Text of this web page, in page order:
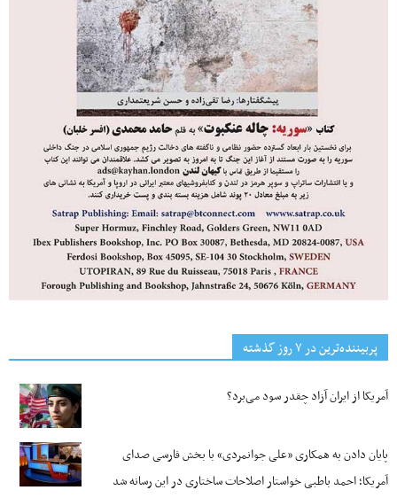
پربیننده‌ترین‌ در ۷ روز گذشته
آمریکا از ایران آزاد چقدر سود می‌برد؟
پایان دادن به همکاری «علی جوانمردی» با بخش فارسی صدای
آمریکا؛ احمد باطبی خواستار اصلاحات ساختاری در این رسانه شد